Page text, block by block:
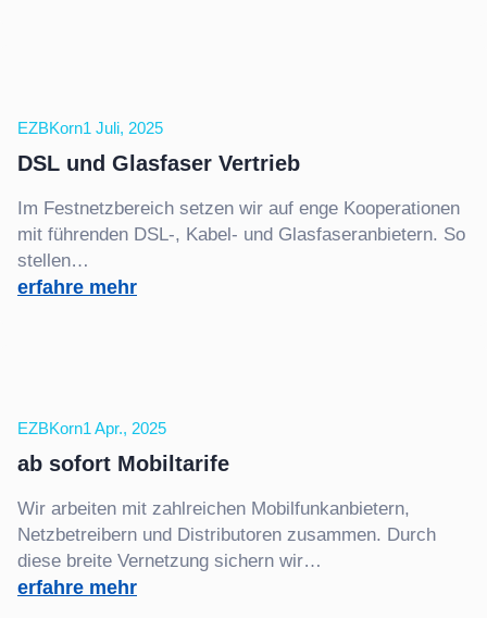
Dashboard
da!
EZBKorn1 Juli, 2025
DSL und Glasfaser Vertrieb
Im Festnetzbereich setzen wir auf enge Kooperationen
mit führenden DSL-, Kabel- und Glasfaseranbietern. So
stellen…
erfahre mehr:
EZBKorn1 Apr., 2025
ab sofort Mobiltarife
Wir arbeiten mit zahlreichen Mobilfunkanbietern,
Netzbetreibern und Distributoren zusammen. Durch
diese breite Vernetzung sichern wir…
erfahre mehr: